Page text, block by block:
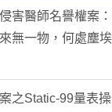
害醫師名譽權案
無一物，何處塵
之Static-99量表